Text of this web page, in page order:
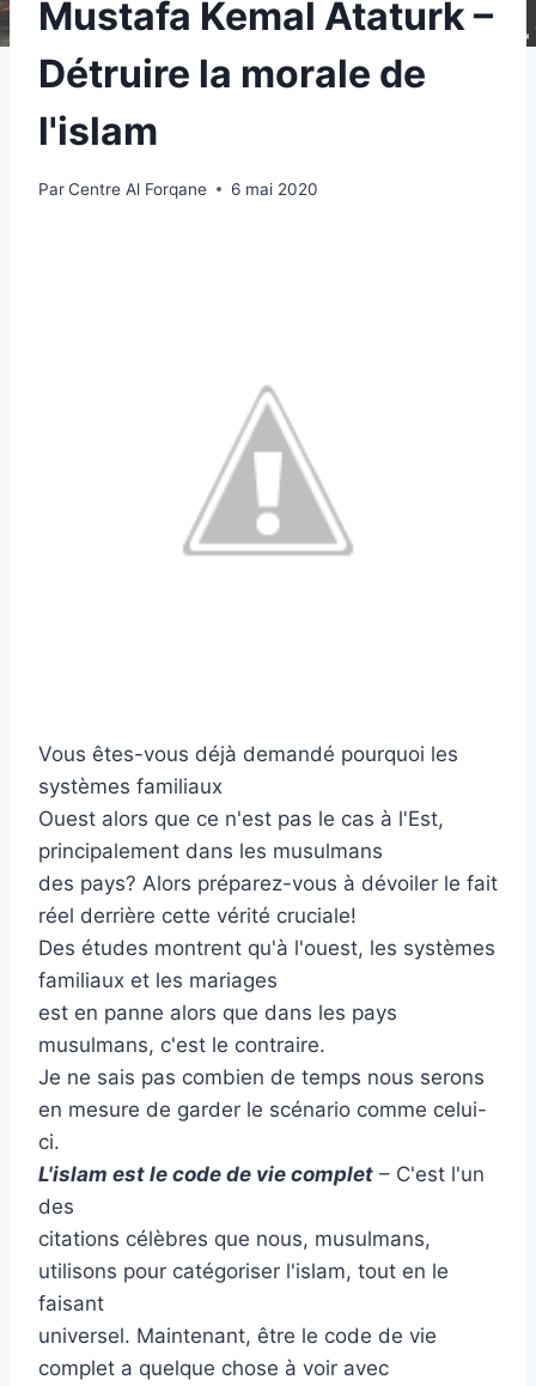
Mustafa Kemal Ataturk –
Détruire la morale de
l'islam
ParCentre Al Forqane 6 mai 2020
Vous êtes-vous déjà demandé pourquoi les
systèmes familiaux
Ouest alors que ce n'est pas le cas à l'Est,
principalement dans les musulmans
des pays? Alors préparez-vous à dévoiler le fait
réel derrière cette vérité cruciale!
Des études montrent qu'à l'ouest, les systèmes
familiaux et les mariages
est en panne alors que dans les pays
musulmans, c'est le contraire.
Je ne sais pas combien de temps nous serons
en mesure de garder le scénario comme celui-
ci.
L'islam est le code de vie complet – C'est l'un
des
citations célèbres que nous, musulmans,
utilisons pour catégoriser l'islam, tout en le
faisant
universel. Maintenant, être le code de vie
complet a quelque chose à voir avec